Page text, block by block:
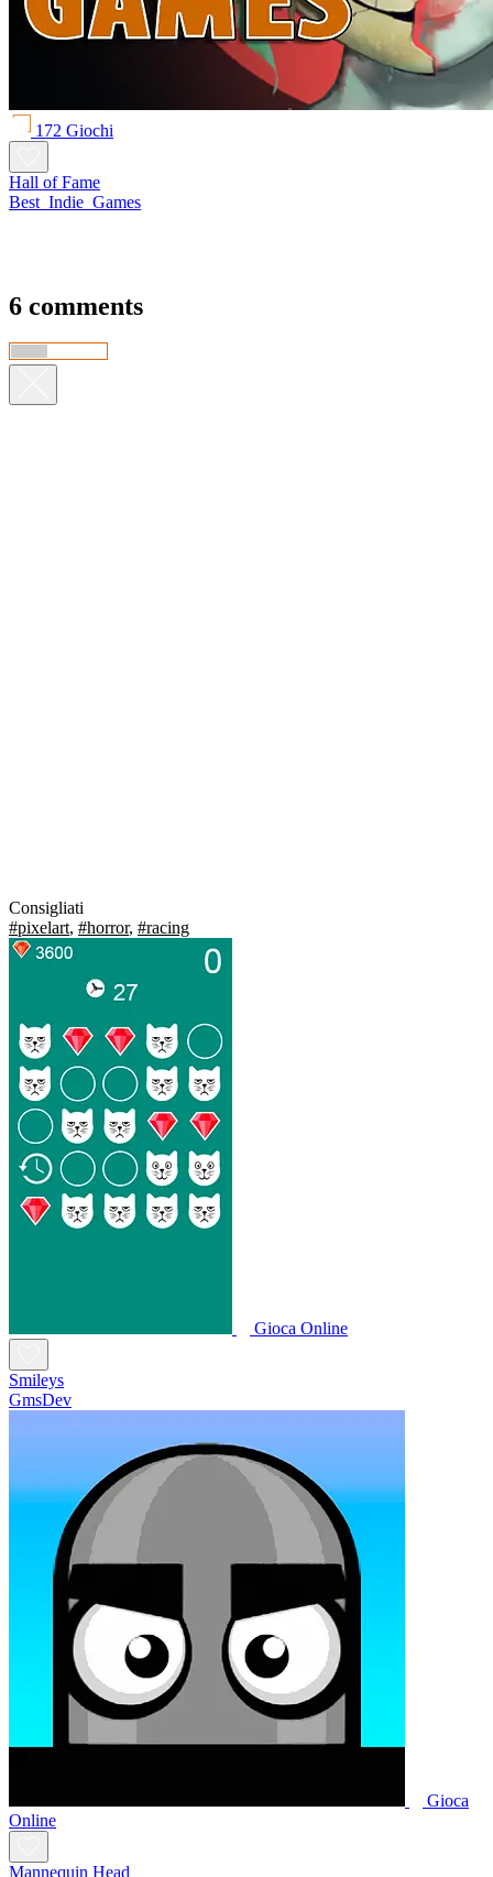
172 Giochi
Hall of Fame
Best_Indie_Games
6 comments
Consigliati
#pixelart, #horror, #racing
Gioca Online
Smileys
GmsDev
Gioca
Online
Mannequin Head